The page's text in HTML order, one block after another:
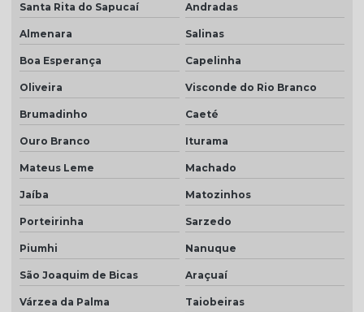
Telhas rústicas
Valor da telha americana esmaltada
Santa Rita do Sapucaí Andradas
Almenara Salinas
Boa Esperança Capelinha
Oliveira Visconde do Rio Branco
Brumadinho Caeté
Ouro Branco Iturama
Mateus Leme Machado
Jaíba Matozinhos
Porteirinha Sarzedo
Piumhi Nanuque
São Joaquim de Bicas Araçuaí
Várzea da Palma Taiobeiras